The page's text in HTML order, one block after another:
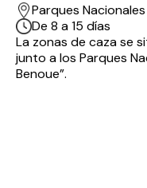
Parques
De 8 a 15 días
La zonas de caza se
junto a los Parques
Benoue”.